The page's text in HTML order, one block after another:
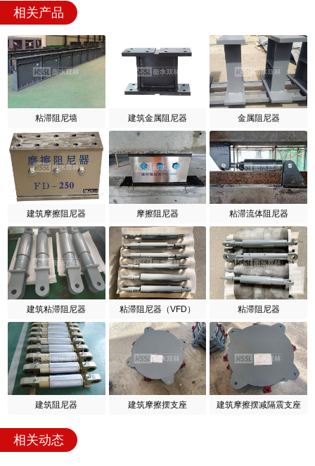
相关产品
粘滞阻尼墙 建筑金属阻尼器 金属阻尼器
建筑摩擦阻尼器 摩擦阻尼器 粘滞流体阻尼器
建筑粘滞阻尼器 粘滞阻尼器（VFD） 粘滞阻尼器
建筑阻尼器 建筑摩擦摆支座 建筑摩擦摆减隔震支座
相关动态